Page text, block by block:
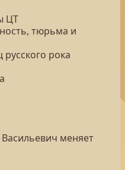
ЦТ
тюрьма и
русского рока
меняет